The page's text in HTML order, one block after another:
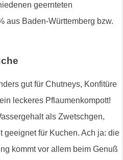
geernteten
aus Baden-Württemberg bzw.
gut für Chutneys, Konfitüre
leckeres Pflaumenkompott!
als Zwetschgen,
geeignet für Kuchen. Ach ja: die
kommt vor allem beim Genuß